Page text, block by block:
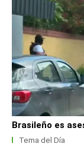
Brasileño es
Tema del Día